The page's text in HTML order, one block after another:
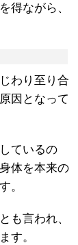
得ながら、
わり至り合
因となって
ているの
体を本来の
。
も言われ、
す。